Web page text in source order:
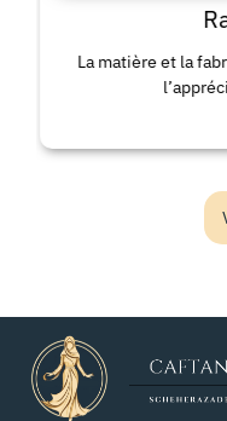
Raouafi
La matière et la fabrication
l’apprécie